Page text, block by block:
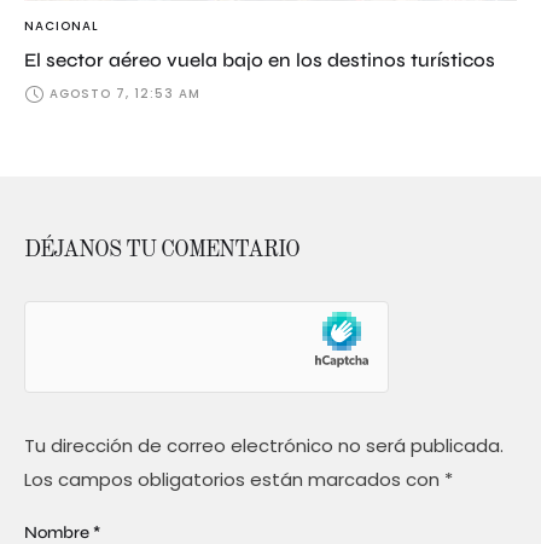
NACIONAL
El sector aéreo vuela bajo en los destinos turísticos
AGOSTO 7, 12:53 AM
DÉJANOS TU COMENTARIO
Tu dirección de correo electrónico no será publicada.
Los campos obligatorios están marcados con *
Nombre *